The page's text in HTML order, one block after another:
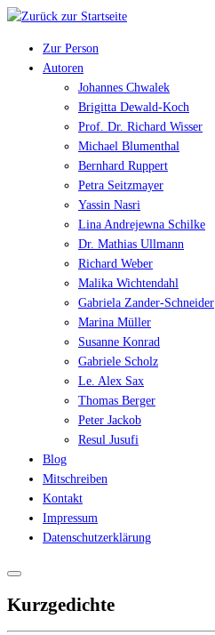
Zur Person
Autoren
Johannes Chwalek
Brigitta Dewald-Koch
Prof. Dr. Richard Wisser
Michael Blumenthal
Bernhard Ruppert
Petra Seitzmayer
Yassin Nasri
Lina Andrejewna Schilke
Dr. Mathias Ullmann
Richard Weber
Malika Wichtendahl
Gabriela Zander-Schneider
Marina Müller
Susanne Konrad
Gabriele Scholz
Le. Alex Sax
Thomas Berger
Peter Jackob
Resul Jusufi
Blog
Mitschreiben
Kontakt
Impressum
Datenschutzerklärung
Kurzgedichte